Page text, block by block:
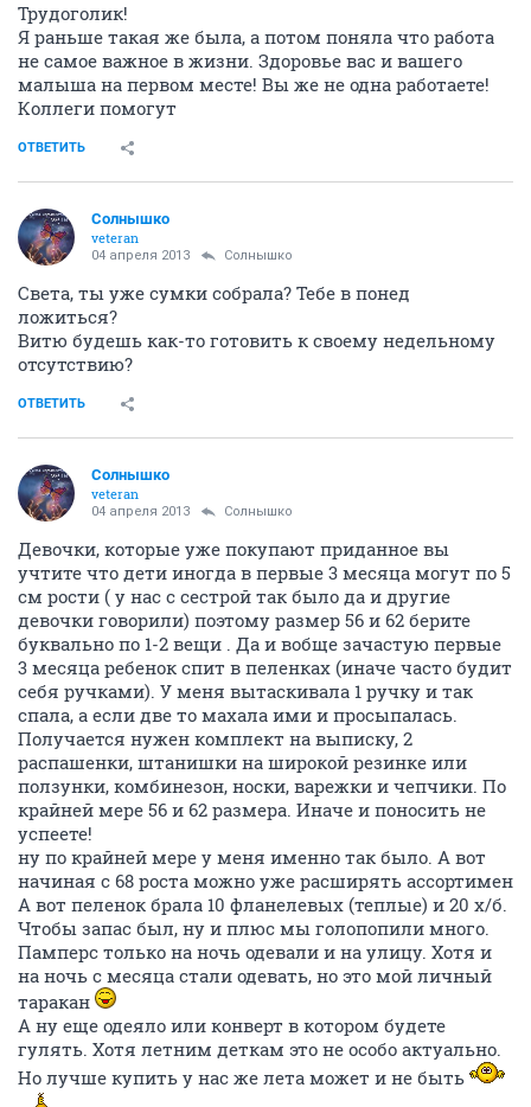
Трудоголик!
Я раньше такая же была, а потом поняла что работа
не самое важное в жизни. Здоровье вас и вашего
малыша на первом месте! Вы же не одна работаете!
Коллеги помогут
ОТВЕТИТЬ
Солнышко
veteran
04 апреля 2013 Солнышко
Света, ты уже сумки собрала? Тебе в понед
ложиться?
Витю будешь как-то готовить к своему недельному
отсутствию?
ОТВЕТИТЬ
Солнышко
veteran
04 апреля 2013 Солнышко
Девочки, которые уже покупают приданное вы
учтите что дети иногда в первые 3 месяца могут по 5
см рости ( у нас с сестрой так было да и другие
девочки говорили) поэтому размер 56 и 62 берите
буквально по 1-2 вещи . Да и вобще зачастую первые
3 месяца ребенок спит в пеленках (иначе часто будит
себя ручками). У меня вытаскивала 1 ручку и так
спала, а если две то махала ими и просыпалась.
Получается нужен комплект на выписку, 2
распашенки, штанишки на широкой резинке или
ползунки, комбинезон, носки, варежки и чепчики. По
крайней мере 56 и 62 размера. Иначе и поносить не
успеете!
ну по крайней мере у меня именно так было. А вот
начиная с 68 роста можно уже расширять ассортимен
А вот пеленок брала 10 фланелевых (теплые) и 20 х/б.
Чтобы запас был, ну и плюс мы голопопили много.
Памперс только на ночь одевали и на улицу. Хотя и
на ночь с месяца стали одевать, но это мой личный
таракан
А ну еще одеяло или конверт в котором будете
гулять. Хотя летним деткам это не особо актуально.
Но лучше купить у нас же лета может и не быть